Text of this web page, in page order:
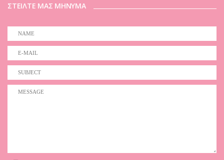
ΣΤΕΙΛΤΕ ΜΑΣ ΜΗΝΥΜΑ